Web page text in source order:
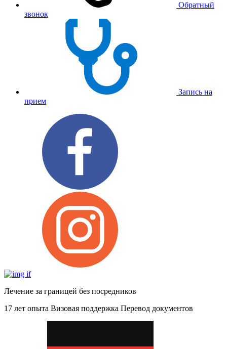
Обратный
звонок
Запись на
прием
Лечение за границей без посредников
17 лет опыта Визовая поддержка Перевод документов